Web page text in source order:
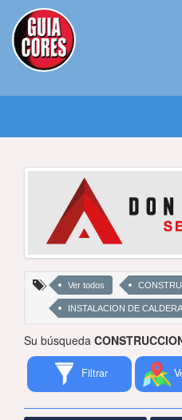
Ver todos
INSTALACION DE
Su búsqueda
Filtrar